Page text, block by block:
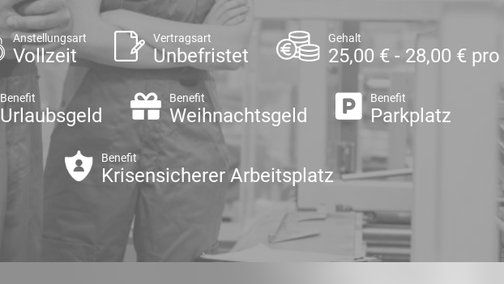
Anstellungsart
Vollzeit
Vertragsart
Unbefristet
Gehalt
25,00 € - 28,00 €
Benefit
Urlaubsgeld
Benefit
Weihnachtsgeld
Benefit
Parkplatz
Benefit
Krisensicherer Arbeitsplatz